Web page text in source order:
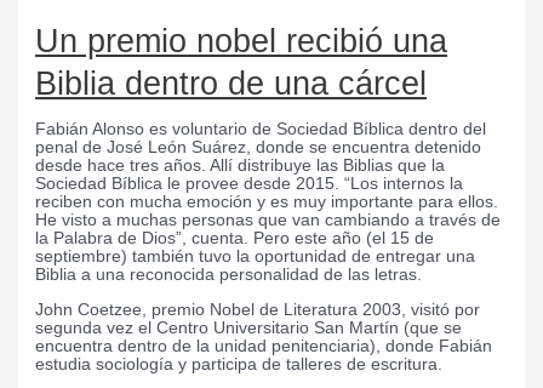
Un premio nobel recibió una
Biblia dentro de una cárcel
Fabián Alonso es voluntario de Sociedad Bíblica dentro del
penal de José León Suárez, donde se encuentra detenido
desde hace tres años. Allí distribuye las Biblias que la
Sociedad Bíblica le provee desde 2015. “Los internos la
reciben con mucha emoción y es muy importante para ellos.
He visto a muchas personas que van cambiando a través de
la Palabra de Dios”, cuenta. Pero este año (el 15 de
septiembre) también tuvo la oportunidad de entregar una
Biblia a una reconocida personalidad de las letras.
John Coetzee, premio Nobel de Literatura 2003, visitó por
segunda vez el Centro Universitario San Martín (que se
encuentra dentro de la unidad penitenciaria), donde Fabián
estudia sociología y participa de talleres de escritura.